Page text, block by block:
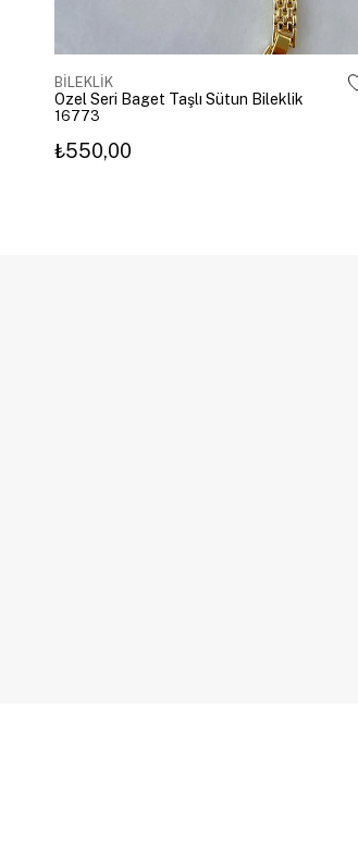
BİLEKLİK
Özel Seri Baget Taşlı Sütun Bileklik
16773
₺550,00